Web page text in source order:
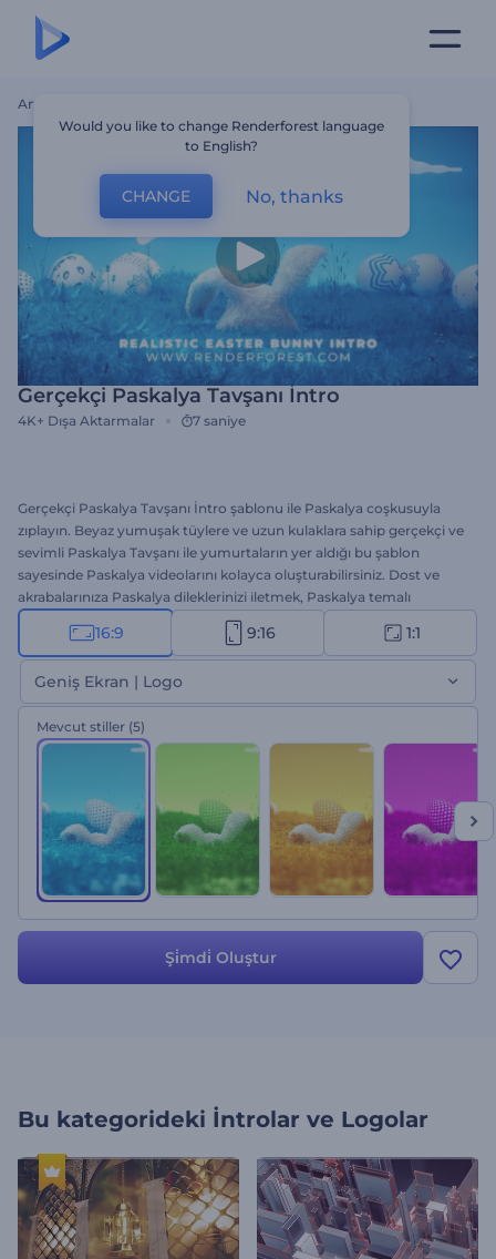
Ana Sayfa
Gerçekçi Paskalya Tavşanı İntro
4K+ Dışa Aktarmalar 7 saniye
Gerçekçi Paskalya Tavşanı İntro şablonu ile Paskalya coşkusuyla
zıplayın. Beyaz yumuşak tüylere ve uzun kulaklara sahip gerçekçi ve
sevimli Paskalya Tavşanı ile yumurtaların yer aldığı bu şablon
sayesinde Paskalya videolarını kolayca oluşturabilirsiniz. Dost ve
akrabalarınıza Paskalya dileklerinizi iletmek, Paskalya temalı
ürünlerinizi tanıtmak ya da sevdiklerinizi bir etkinliğe davet etmenin
eğlenceli ve basit yolu burada. Dakikalar içinde benzersiz bir
Paskalya videosu için mesajları yazın, logonuzu girin ve eğlenceli bir
müzik ekleyin. Durmayın, hemen oluşturun ve Paskalya eğlencesi
başlasın!
16:9 9:16 1:1
Geniş Ekran | Logo
Mevcut stiller (5)
Şi̇mdi̇ Oluştur
Bu kategorideki İntrolar ve Logolar
Would you like to change Renderforest language
to English?
CHANGE No, thanks